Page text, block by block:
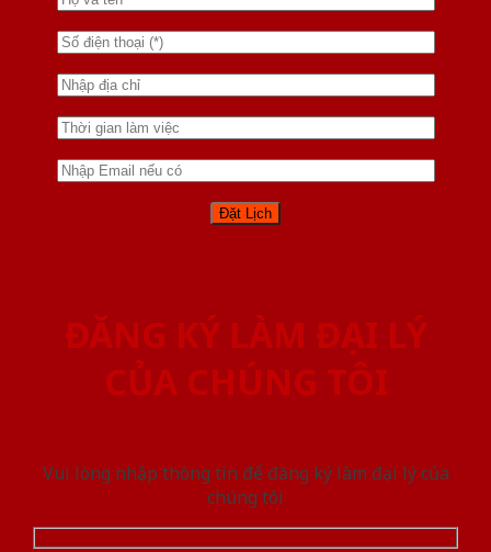
ĐĂNG KÝ LÀM ĐẠI LÝ
CỦA CHÚNG TÔI
Vui lòng nhập thông tin để đăng ký làm đại lý của
chúng tôi